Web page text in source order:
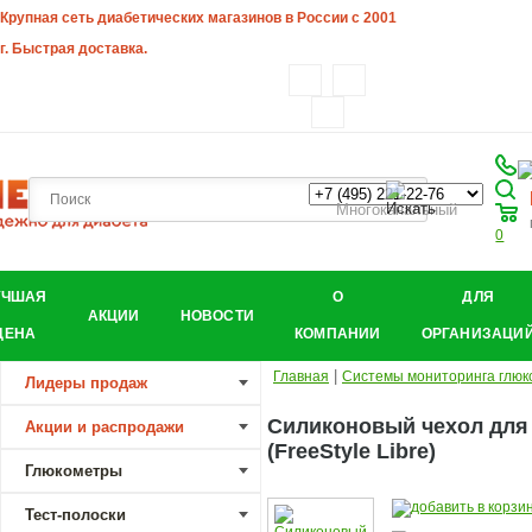
Крупная сеть диабетических магазинов в России с 2001
г. Быстрая доставка.
Многоканальный
0
АКЦИИ НОВОСТИ
О
КОМПАНИИ
ДЛЯ
Лидеры продаж
Акции и распродажи
Глюкометры
Тест-полоски
Главная Системы мониторинга
Силиконовый чехол
(FreeStyle Libre)